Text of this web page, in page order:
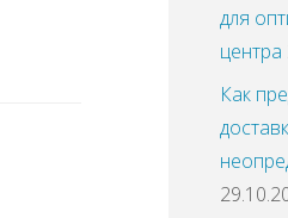
для
центра
Как